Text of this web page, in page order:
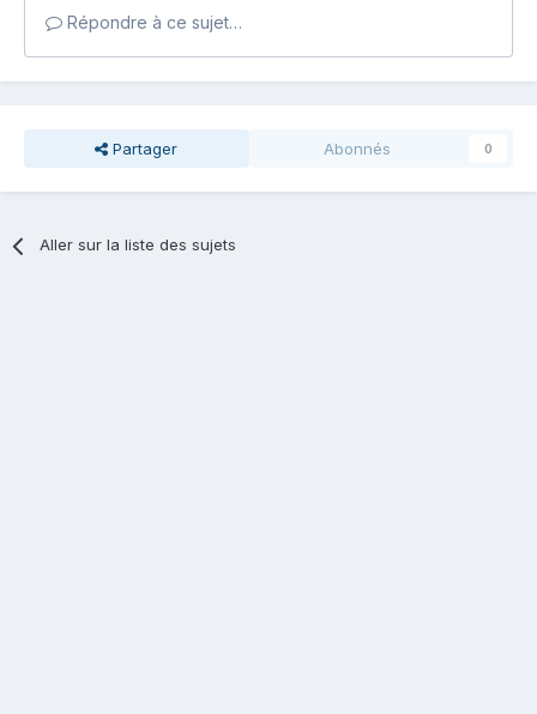
Répondre à ce sujet…
Partager Abonnés 0
Aller sur la liste des sujets